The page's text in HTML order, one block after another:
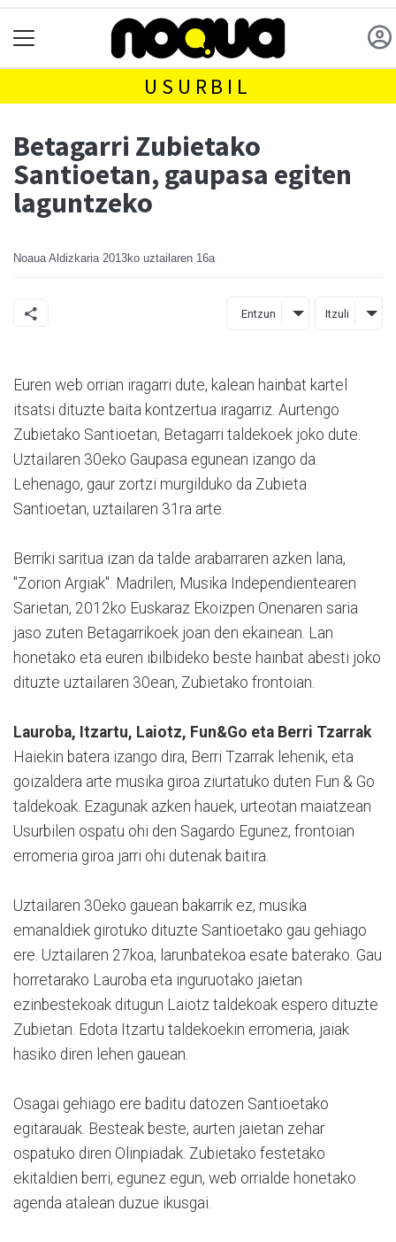
USURBIL
Betagarri Zubietako
Santioetan, gaupasa egiten
laguntzeko
Noaua Aldizkaria 2013ko uztailaren 16a
Entzun Itzuli
Euren web orrian iragarri dute, kalean hainbat kartel
itsatsi dituzte baita kontzertua iragarriz. Aurtengo
Zubietako Santioetan, Betagarri taldekoek joko dute.
Uztailaren 30eko Gaupasa egunean izango da.
Lehenago, gaur zortzi murgilduko da Zubieta
Santioetan, uztailaren 31ra arte.
Berriki saritua izan da talde arabarraren azken lana,
"Zorion Argiak". Madrilen, Musika Independientearen
Sarietan, 2012ko Euskaraz Ekoizpen Onenaren saria
jaso zuten Betagarrikoek joan den ekainean. Lan
honetako eta euren ibilbideko beste hainbat abesti joko
dituzte uztailaren 30ean, Zubietako frontoian.
Lauroba, Itzartu, Laiotz, Fun&Go eta Berri Tzarrak
Haiekin batera izango dira, Berri Tzarrak lehenik, eta
goizaldera arte musika giroa ziurtatuko duten Fun & Go
taldekoak. Ezagunak azken hauek, urteotan maiatzean
Usurbilen ospatu ohi den Sagardo Egunez, frontoian
erromeria giroa jarri ohi dutenak baitira.
Uztailaren 30eko gauean bakarrik ez, musika
emanaldiek girotuko dituzte Santioetako gau gehiago
ere. Uztailaren 27koa, larunbatekoa esate baterako. Gau
horretarako Lauroba eta inguruotako jaietan
ezinbestekoak ditugun Laiotz taldekoak espero dituzte
Zubietan. Edota Itzartu taldekoekin erromeria, jaiak
hasiko diren lehen gauean.
Osagai gehiago ere baditu datozen Santioetako
egitarauak. Besteak beste, aurten jaietan zehar
ospatuko diren Olinpiadak. Zubietako festetako
ekitaldien berri, egunez egun, web orrialde honetako
agenda atalean duzue ikusgai.